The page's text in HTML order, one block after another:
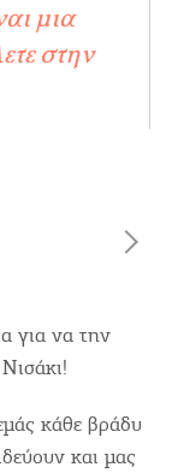
μια
στην
για να την
κάθε βράδυ
και μας